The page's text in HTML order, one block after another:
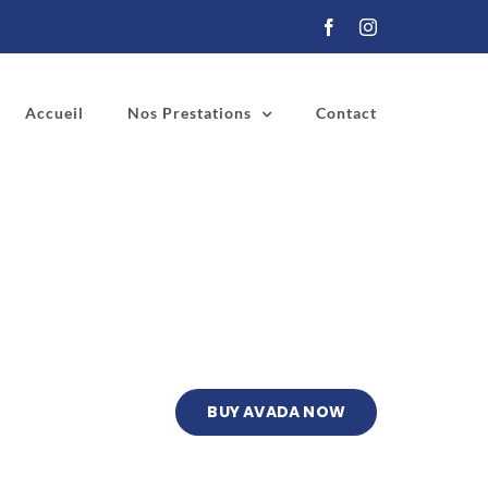
FacebookInstagram
Accueil Nos Prestations Contact
BUY AVADA NOW